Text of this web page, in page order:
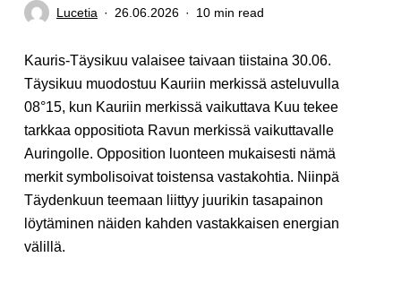
Lucetia 26.06.2026 10 min read
Kauris-Täysikuu valaisee taivaan tiistaina 30.06.
Täysikuu muodostuu Kauriin merkissä asteluvulla
08°15, kun Kauriin merkissä vaikuttava Kuu tekee
tarkkaa oppositiota Ravun merkissä vaikuttavalle
Auringolle. Opposition luonteen mukaisesti nämä
merkit symbolisoivat toistensa vastakohtia. Niinpä
Täydenkuun teemaan liittyy juurikin tasapainon
löytäminen näiden kahden vastakkaisen energian
välillä.